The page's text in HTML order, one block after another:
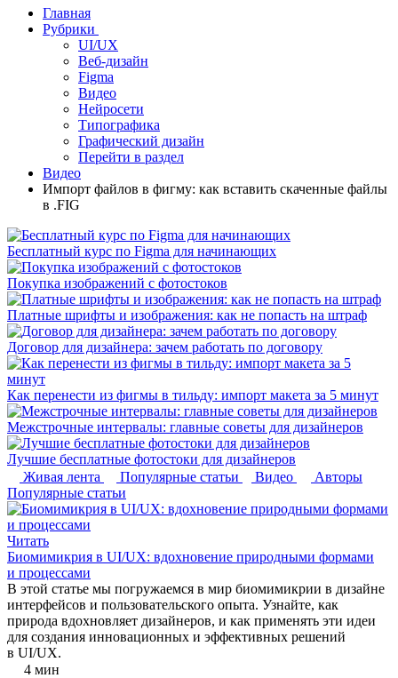
Главная
Рубрики
UI/UX
Веб-дизайн
Figma
Видео
Нейросети
Типографика
Графический дизайн
Перейти в раздел
Видео
Импорт файлов в фигму: как вставить скаченные файлы
в .FIG
Бесплатный курс по Figma для начинающих
Покупка изображений с фотостоков
Платные шрифты и изображения: как не попасть на штраф
Договор для дизайнера: зачем работать по договору
Как перенести из фигмы в тильду: импорт макета за 5 минут
Межстрочные интервалы: главные советы для дизайнеров
Лучшие бесплатные фотостоки для дизайнеров
Живая лента
Популярные статьи Видео
Авторы
Популярные статьи
Читать
Биомимикрия в UI/UX: вдохновение природными формами
и процессами
В этой статье мы погружаемся в мир биомимикрии в дизайне
интерфейсов и пользовательского опыта. Узнайте, как
природа вдохновляет дизайнеров, и как применять эти идеи
для создания инновационных и эффективных решений
в UI/UX.
4 мин